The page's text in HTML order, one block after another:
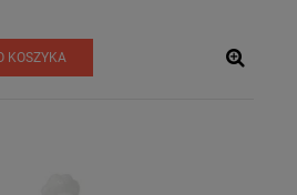
KOSZYKA